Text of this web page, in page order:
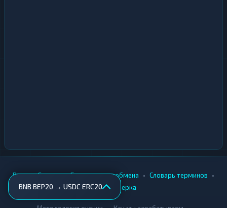
BNB BEP20 → USDC ERC20
Вики • Города • Безопасность обмена • Словарь терминов •
AML-проверка